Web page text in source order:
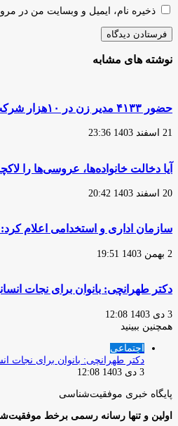
ذخیره نام، ایمیل و وبسایت من در
نوشته های مشابه
حضور ۴۱۳۳ مدیر زن در ۱۰هزار شرکت دانش‌بنیان
21 اسفند 1403 23:36
آیا دخالت خانواده‌ها، عروسی‌ها را
20 اسفند 1403 20:42
سازمان اداری و استخدامی اعلام
2 بهمن 1403 19:51
دكتر طهرانچى: بانوان براى نجات
3 دی 1403 12:08
همچنین ببینید
اجتماعی
دكتر طهرانچى: بانوان براى نجات
3 دی 1403 12:08
پایگاه‌ خبری موفقیت‌شناسی
اولین و تنها رسانه رسمی برخط